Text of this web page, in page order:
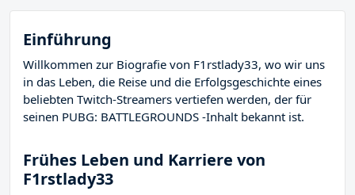
Einführung
Willkommen zur Biografie von F1rstlady33, wo wir uns
in das Leben, die Reise und die Erfolgsgeschichte eines
beliebten Twitch-Streamers vertiefen werden, der für
seinen PUBG: BATTLEGROUNDS -Inhalt bekannt ist.
Frühes Leben und Karriere von
F1rstlady33